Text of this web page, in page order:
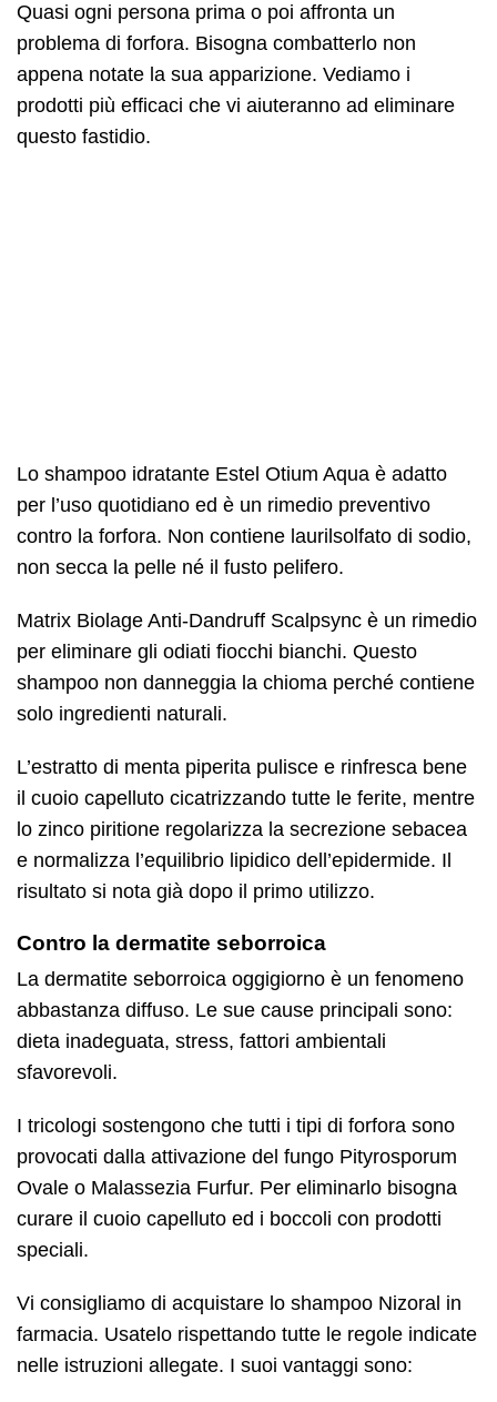
Quasi ogni persona prima o poi affronta un
problema di forfora. Bisogna combatterlo non
appena notate la sua apparizione. Vediamo i
prodotti più efficaci che vi aiuteranno ad eliminare
questo fastidio.
Lo shampoo idratante Estel Otium Aqua è adatto
per l’uso quotidiano ed è un rimedio preventivo
contro la forfora. Non contiene laurilsolfato di sodio,
non secca la pelle né il fusto pelifero.
Matrix Biolage Anti-Dandruff Scalpsync è un rimedio
per eliminare gli odiati fiocchi bianchi. Questo
shampoo non danneggia la chioma perché contiene
solo ingredienti naturali.
L’estratto di menta piperita pulisce e rinfresca bene
il cuoio capelluto cicatrizzando tutte le ferite, mentre
lo zinco piritione regolarizza la secrezione sebacea
e normalizza l’equilibrio lipidico dell’epidermide. Il
risultato si nota già dopo il primo utilizzo.
Contro la dermatite seborroica
La dermatite seborroica oggigiorno è un fenomeno
abbastanza diffuso. Le sue cause principali sono:
dieta inadeguata, stress, fattori ambientali
sfavorevoli.
I tricologi sostengono che tutti i tipi di forfora sono
provocati dalla attivazione del fungo Pityrosporum
Ovale o Malassezia Furfur. Per eliminarlo bisogna
curare il cuoio capelluto ed i boccoli con prodotti
speciali.
Vi consigliamo di acquistare lo shampoo Nizoral in
farmacia. Usatelo rispettando tutte le regole indicate
nelle istruzioni allegate. I suoi vantaggi sono: